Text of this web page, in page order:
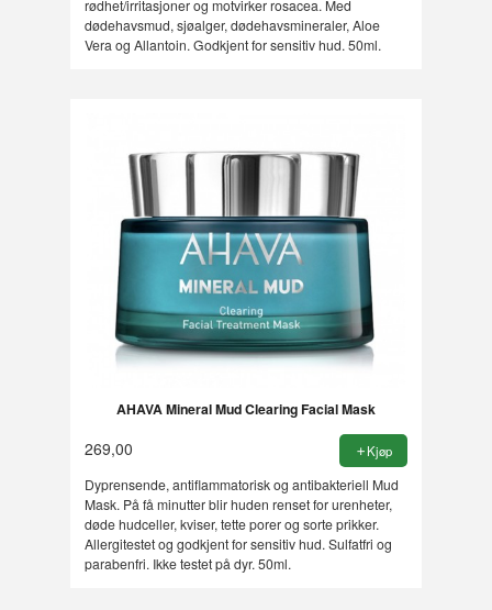
rødhet/irritasjoner og motvirker rosacea. Med
dødehavsmud, sjøalger, dødehavsmineraler, Aloe
Vera og Allantoin. Godkjent for sensitiv hud. 50ml.
AHAVA Mineral Mud Clearing Facial Mask
269,00 Kjøp
Dyprensende, antiflammatorisk og antibakteriell Mud
Mask. På få minutter blir huden renset for urenheter,
døde hudceller, kviser, tette porer og sorte prikker.
Allergitestet og godkjent for sensitiv hud. Sulfatfri og
parabenfri. Ikke testet på dyr. 50ml.